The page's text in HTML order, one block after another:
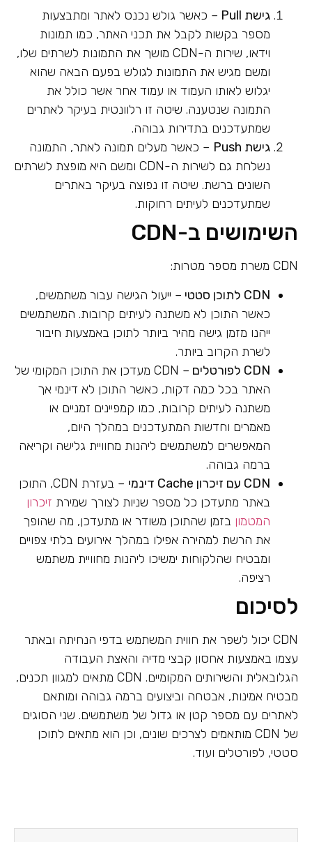
גישת
– כאשר גולש נכנס לאתר ומתבצעות
מספר בקשות לקבל את תכני האתר, כמו תמונות
וידאו, שירות ה-CDN מושך את התמונות לשרתים שלו,
ומשם מגיש את התמונות לגולש בפעם הבאה שהוא
יגלוש לאותו העמוד או עמוד אחר אשר כולל את
התמונה שנטענה. שיטה זו רלוונטית בעיקר לאתרים
שמתעדכנים בתדירות גבוהה.
גישת Push – כאשר מעלים תמונה לאתר, התמונה
נשלחת גם לשירות ה-CDN ומשם היא מופצת לשרתים
השונים ברשת. שיטה זו נפוצה בעיקר באתרים
שמתעדכנים לעיתים רחוקות.
השימושים ב-CDN
CDN משרת מספר מטרות:
CDN לתוכן סטטי – ייעול הגישה עבור משתמשים,
כאשר התוכן לא משתנה לעיתים קרובות. המשתמשים
ייהנו מזמן גישה מהיר ביותר לתוכן באמצעות חיבור
לשרת הקרוב ביותר.
CDN לפורטלים
– CDN מעדכן את התוכן המקומי של
האתר בכל כמה דקות, כאשר התוכן לא דינמי אך
משתנה לעיתים קרובות, כמו קמפיינים זמניים או
מאמרים וחדשות המתעדכנים במהלך היום,
המאפשרים למשתמשים ליהנות מחוויית גלישה וקריאה
ברמה גבוהה.
CDN עם זיכרון Cache דינמי
– בעזרת CDN, התוכן
באתר מתעדכן כל מספר שניות לצורך שמירת זיכרון
המטמון בזמן שהתוכן משודר או מתעדכן, מה שהופך
את הרשת למהירה אפילו במהלך אירועים בלתי צפויים
ומבטיח שהלקוחות ימשיכו ליהנות מחוויית משתמש
רציפה.
לסיכום
CDN יכול לשפר את חווית המשתמש בדפי הנחיתה ובאתר
עצמו באמצעות אחסון קבצי מדיה והאצת העבודה
הגלובאלית והשירותים המקומיים. CDN מתאים למגוון תכנים,
מבטיח אמינות, אבטחה וביצועים ברמה גבוהה ומותאם
לאתרים עם מספר קטן או גדול של משתמשים. שני הסוגים
של CDN מותאמים לצרכים שונים, וכן הוא מתאים לתוכן
סטטי, לפורטלים ועוד.